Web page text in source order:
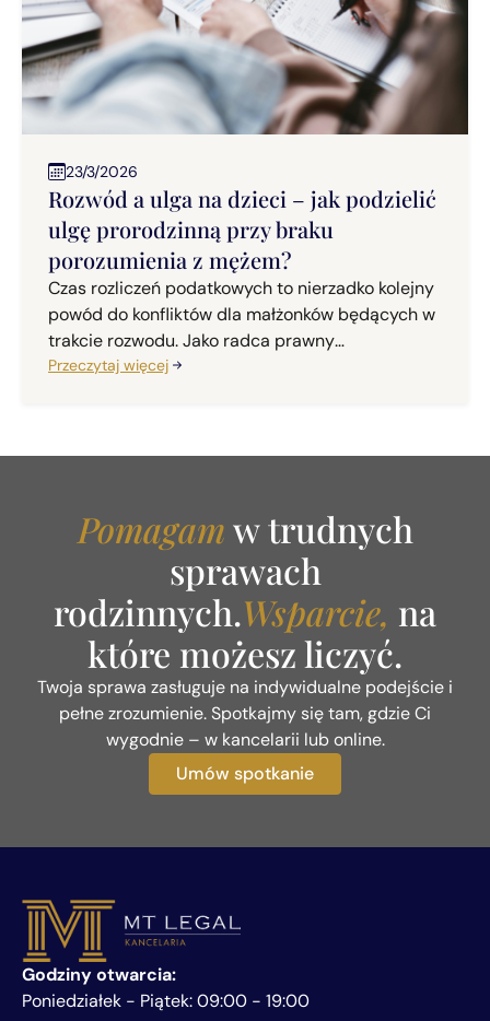
23/3/2026
Rozwód a ulga na dzieci – jak podzielić
ulgę prorodzinną przy braku
porozumienia z mężem?
Czas rozliczeń podatkowych to nierzadko kolejny
powód do konfliktów dla małżonków będących w
trakcie rozwodu. Jako radca prawny
specjalizujący się w prawie rodzinnym, w mojej
oraz sądy administracyjne mają na ten temat
jednoznaczne stanowisko.
Przeczytaj więcej
Pomagamw trudnych
sprawach
rodzinnych.Wsparcie, na
które możesz liczyć.
Twoja sprawa zasługuje na indywidualne podejście i
pełne zrozumienie. Spotkajmy się tam, gdzie Ci
wygodnie – w kancelarii lub online.
Umów spotkanie
Godziny otwarcia:
Poniedziałek - Piątek: 09:00 - 19:00